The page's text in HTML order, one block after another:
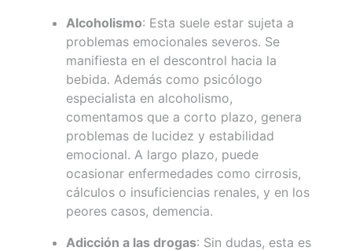
Alcoholismo: Esta suele estar sujeta a
problemas emocionales severos. Se
manifiesta en el descontrol hacia la
bebida. Además como psicólogo
especialista en alcoholismo,
comentamos que a corto plazo, genera
problemas de lucidez y estabilidad
emocional. A largo plazo, puede
ocasionar enfermedades como cirrosis,
cálculos o insuficiencias renales, y en los
peores casos, demencia.
Adicción a las drogas: Sin dudas, esta es